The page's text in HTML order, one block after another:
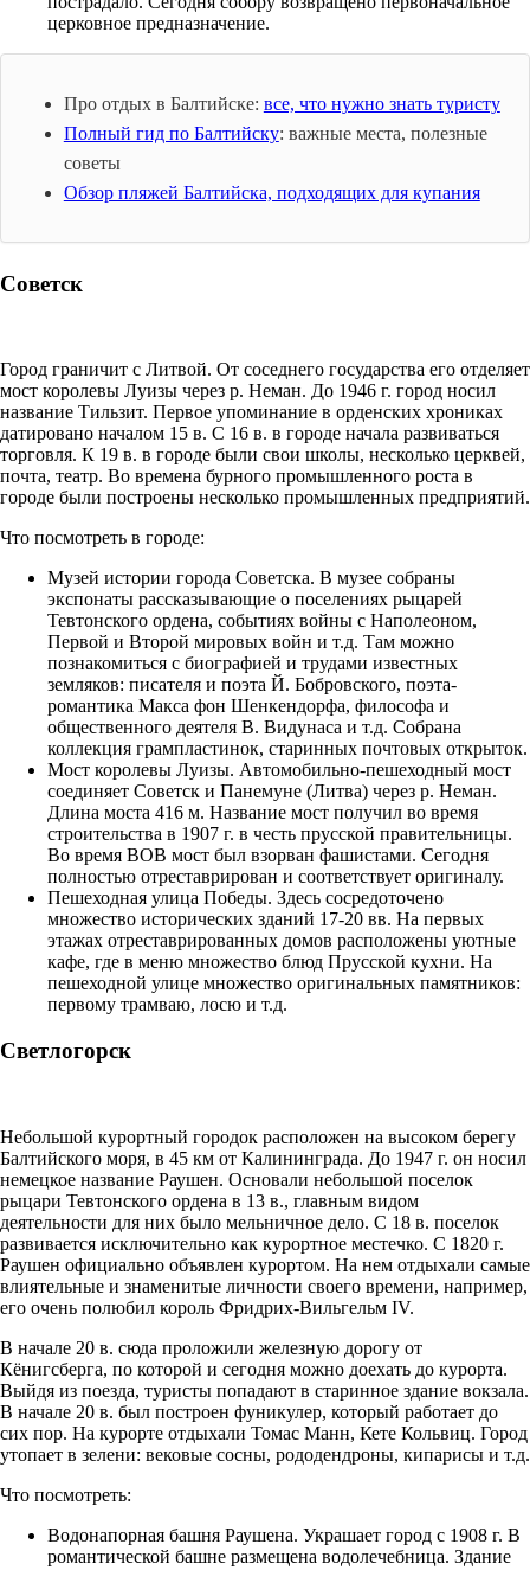
церковное предназначение.
Про отдых в Балтийске: все, что нужно знать туристу
Полный гид по Балтийску: важные места, полезные
советы
Обзор пляжей Балтийска, подходящих для купания
Советск
Город граничит с Литвой. От соседнего государства его отделяет
мост королевы Луизы через р. Неман. До 1946 г. город носил
название Тильзит. Первое упоминание в орденских хрониках
датировано началом 15 в. С 16 в. в городе начала развиваться
торговля. К 19 в. в городе были свои школы, несколько церквей,
почта, театр. Во времена бурного промышленного роста в
городе были построены несколько промышленных предприятий.
Что посмотреть в городе:
Музей истории города Советска. В музее собраны
экспонаты рассказывающие о поселениях рыцарей
Тевтонского ордена, событиях войны с Наполеоном,
Первой и Второй мировых войн и т.д. Там можно
познакомиться с биографией и трудами известных
земляков: писателя и поэта Й. Бобровского, поэта-
романтика Макса фон Шенкендорфа, философа и
общественного деятеля В. Видунаса и т.д. Собрана
коллекция грампластинок, старинных почтовых открыток.
Мост королевы Луизы. Автомобильно-пешеходный мост
соединяет Советск и Панемуне (Литва) через р. Неман.
Длина моста 416 м. Название мост получил во время
строительства в 1907 г. в честь прусской правительницы.
Во время ВОВ мост был взорван фашистами. Сегодня
полностью отреставрирован и соответствует оригиналу.
Пешеходная улица Победы. Здесь сосредоточено
множество исторических зданий 17-20 вв. На первых
этажах отреставрированных домов расположены уютные
кафе, где в меню множество блюд Прусской кухни. На
пешеходной улице множество оригинальных памятников:
первому трамваю, лосю и т.д.
Светлогорск
Небольшой курортный городок расположен на высоком берегу
Балтийского моря, в 45 км от Калининграда. До 1947 г. он носил
немецкое название Раушен. Основали небольшой поселок
рыцари Тевтонского ордена в 13 в., главным видом
деятельности для них было мельничное дело. С 18 в. поселок
развивается исключительно как курортное местечко. С 1820 г.
Раушен официально объявлен курортом. На нем отдыхали самые
влиятельные и знаменитые личности своего времени, например,
его очень полюбил король Фридрих-Вильгельм IV.
В начале 20 в. сюда проложили железную дорогу от
Кёнигсберга, по которой и сегодня можно доехать до курорта.
Выйдя из поезда, туристы попадают в старинное здание вокзала.
В начале 20 в. был построен фуникулер, который работает до
сих пор. На курорте отдыхали Томас Манн, Кете Кольвиц. Город
утопает в зелени: вековые сосны, рододендроны, кипарисы и т.д.
Что посмотреть:
Водонапорная башня Раушена. Украшает город с 1908 г. В
романтической башне размещена водолечебница. Здание